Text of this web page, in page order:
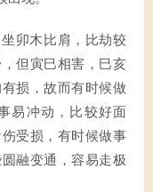
卯木比肩，比劫较
但寅巳相害，巳亥
损，故而有时候做
易冲动，比较好面
受损，有时候做事
融变通，容易走极